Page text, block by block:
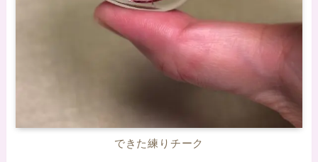
できた練りチーク